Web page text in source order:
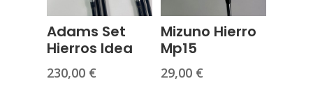
Adams Set
Hierros Idea
230,00 €
Mizuno Hierro
Mp15
29,00 €